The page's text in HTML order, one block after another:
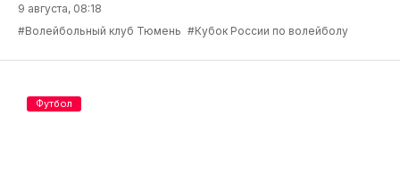
9 августа, 08:18
#Волейбольный клуб Тюмень #Кубок России по волейболу
Футбол